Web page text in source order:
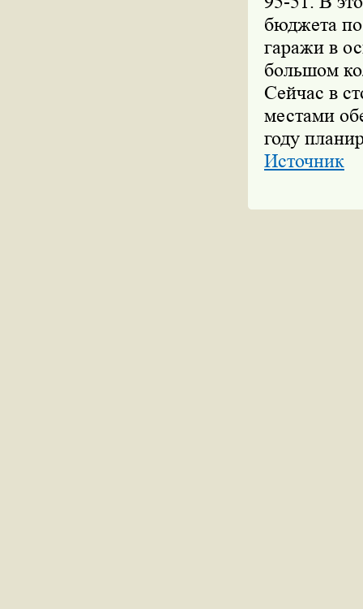
бюджета
гаражи в
большом
Сейчас в
местами
году
Источник